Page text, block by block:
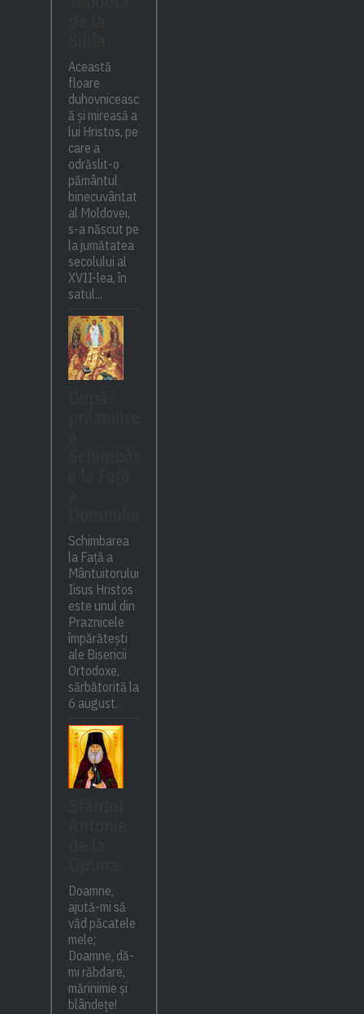
Această
floare
duhovniceasc
ă și mireasă a
lui Hristos, pe
care a
odrăslit-o
pământul
binecuvântat
al Moldovei,
s-a născut pe
la jumătatea
secolului al
XVII-lea, în
satul...
Schimbarea
la Față a
Mântuitorului
Iisus Hristos
este unul din
Praznicele
împărătești
ale Bisericii
Ortodoxe,
sărbătorită la
6 august.
Doamne,
ajută-mi să
văd păcatele
mele;
Doamne, dă-
mi răbdare,
mărinimie şi
blândeţe!